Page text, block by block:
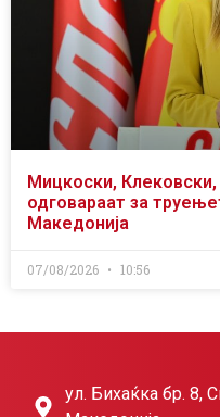
Мицкоски,
одговараат за
Македонија
07/08/2026 10:56
ул. Бихаќка бр. 8,